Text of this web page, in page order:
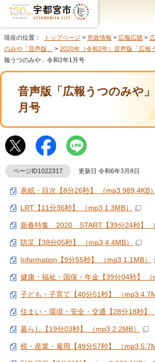
現在の位置： トップページ > 市政情報 > 広報広聴 >
のみや「音声版」
> 2020年（令和2年）音声版「広報
報うつのみや」令和2年1月号
音声版「広報うつのみや
月号
ページID1022317 更新日 令和6年3月8日
表紙・目次【8分26秒】 （mp3 989.4KB）
LRT【11分36秒】 （mp3 1.3MB）
新春特集 2020 START【39分24秒】 （
防災【38分05秒】 （mp3 4.4MB）
Information【9分55秒】 （mp3 1.1MB）
健康・福祉・国保・年金【39分04秒】 （
子ども・子育て【40分51秒】 （mp3
住まい・環境・安全・交通【28分18秒】
暮らし【19分03秒】 （mp3 2.2MB）
税・産業・雇用【49分57秒】 （mp3